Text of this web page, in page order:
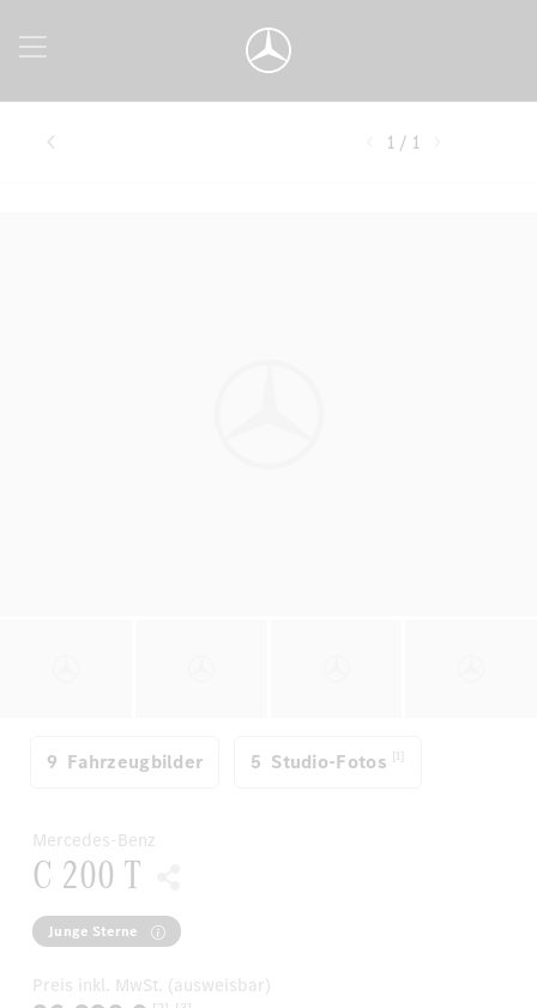
1 / 1
9 Fahrzeugbilder 5 Studio-Fotos [1]
Mercedes-Benz
C 200 T
Junge Sterne
Preis inkl. MwSt. (ausweisbar)